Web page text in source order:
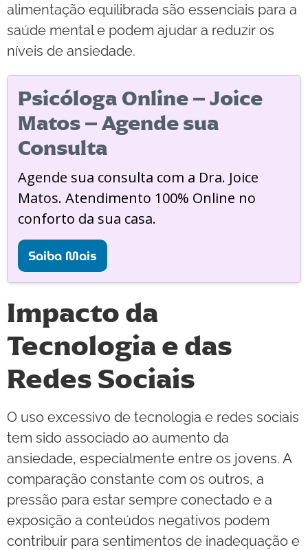
alimentação equilibrada são essenciais para a
saúde mental e podem ajudar a reduzir os
níveis de ansiedade.
Psicóloga Online – Joice
Matos – Agende sua
Consulta
Agende sua consulta com a Dra. Joice
Matos. Atendimento 100% Online no
conforto da sua casa.
Saiba Mais
Impacto da
Tecnologia e das
Redes Sociais
O uso excessivo de tecnologia e redes sociais
tem sido associado ao aumento da
ansiedade, especialmente entre os jovens. A
comparação constante com os outros, a
pressão para estar sempre conectado e a
exposição a conteúdos negativos podem
contribuir para sentimentos de inadequação e